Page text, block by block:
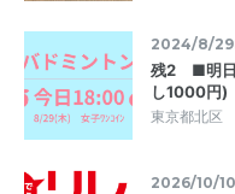
2024/8/
残2 ■明
し1000円
東京都北区
2026/10/